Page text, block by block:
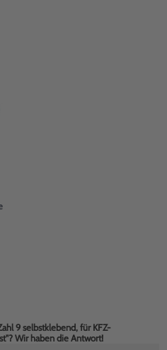
9 selbstklebend, für KFZ-
Wir haben die Antwort!